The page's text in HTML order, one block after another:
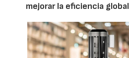
mejorar la eficiencia